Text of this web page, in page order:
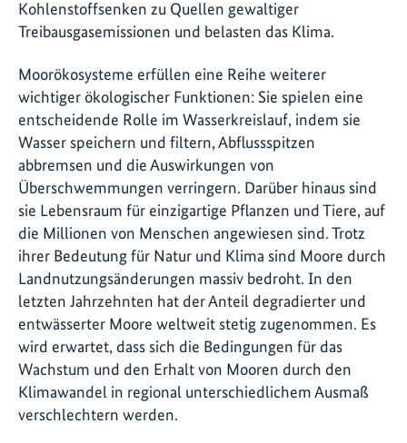
Kohlenstoffsenken zu Quellen gewaltiger
Treibausgasemissionen und belasten das Klima.
Moorökosysteme erfüllen eine Reihe weiterer
wichtiger ökologischer Funktionen: Sie spielen eine
entscheidende Rolle im Wasserkreislauf, indem sie
Wasser speichern und filtern, Abflussspitzen
abbremsen und die Auswirkungen von
Überschwemmungen verringern. Darüber hinaus sind
sie Lebensraum für einzigartige Pflanzen und Tiere, auf
die Millionen von Menschen angewiesen sind. Trotz
ihrer Bedeutung für Natur und Klima sind Moore durch
Landnutzungsänderungen massiv bedroht. In den
letzten Jahrzehnten hat der Anteil degradierter und
entwässerter Moore weltweit stetig zugenommen. Es
wird erwartet, dass sich die Bedingungen für das
Wachstum und den Erhalt von Mooren durch den
Klimawandel in regional unterschiedlichem Ausmaß
verschlechtern werden.